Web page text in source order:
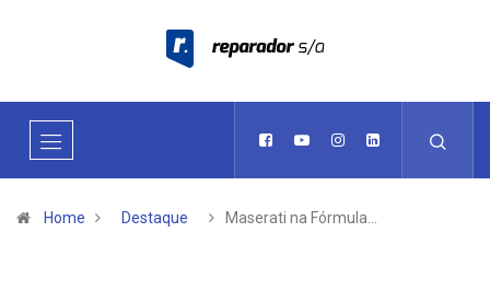
Home Destaque Maserati na Fórmula…